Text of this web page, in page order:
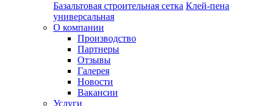
Базальтовая строительная сетка Клей-пена
универсальная
О компании
Производство
Партнеры
Отзывы
Галерея
Новости
Вакансии
Услуги